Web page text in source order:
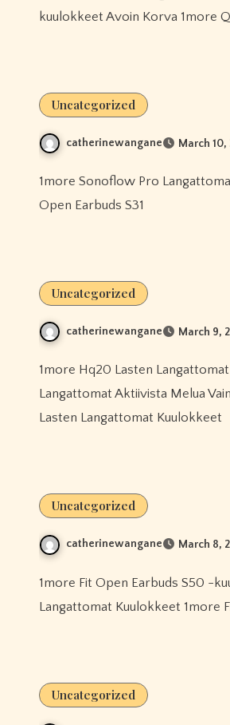
kuulokkeet Avoin Korva 1more
Uncategorized
catherinewangane March 10,
1more Sonoflow Pro Langattomat 1more Comfobuds Mini Täysin Langattomat Vastamelukuulokkeet 1more Fit Se
Open Earbuds S31
Uncategorized
catherinewangane March 9,
1more Hq20 Lasten Langattomat Kuulokkeet 1more Fit Se Open Earbuds S31 1more Pistonbuds Pro Q30 Täysin
Langattomat Aktiivista Melua
Lasten Langattomat Kuulokkeet
Uncategorized
catherinewangane March 8,
1more Fit Open Earbuds S50 -kuulokkeet 1more Sleeping Earbuds Z30 -unikuulokkeet 1more Q20 -aidot
Langattomat Kuulokkeet 1more
Uncategorized